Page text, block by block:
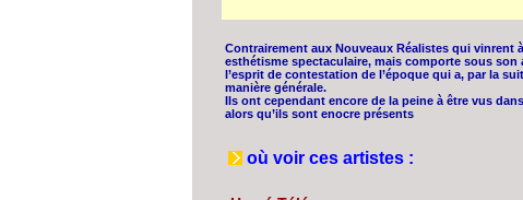
Contrairement aux Nouveaux Réalistes qui vinrent
esthétisme spectaculaire, mais comporte sous
l’esprit de contestation de l’époque qui a, par la
manière générale.
Ils ont cependant encore de la peine à être vus
alors qu’ils sont enocre présents
où voir ces artistes :